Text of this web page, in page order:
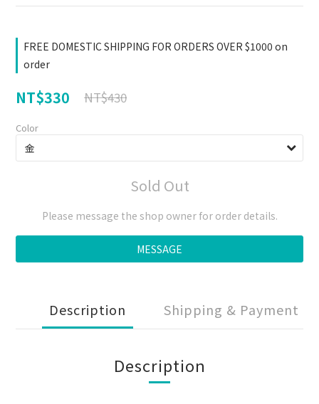
FREE DOMESTIC SHIPPING FOR ORDERS OVER $1000 on
order
NT$330 NT$430
Color
Sold Out
Please message the shop owner for order details.
MESSAGE
Description Shipping & Payment
Description